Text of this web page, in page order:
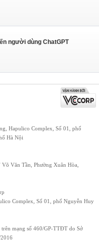
người dùng ChatGPT
Hapulico Complex, Số 01, phố
Hà Nội
Văn Tần, Phường Xuân Hòa,
Complex, Số 01, phố Nguyễn Huy
mạng số 460/GP-TTĐT do Sở